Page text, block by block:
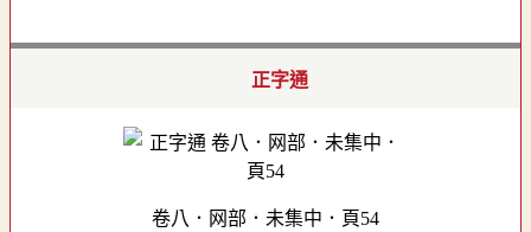
正字通
卷八．网部．未集中．頁54